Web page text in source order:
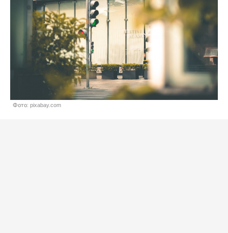
Фото: pixabay.com